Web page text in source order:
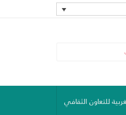
للتعاون الثقافي